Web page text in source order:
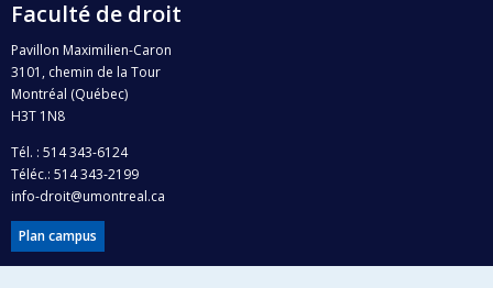
Faculté de droit
Pavillon Maximilien-Caron
3101, chemin de la Tour
Montréal (Québec)
H3T 1N8
Tél. : 514 343-6124
Téléc.: 514 343-2199
info-droit@umontreal.ca
Plan campus